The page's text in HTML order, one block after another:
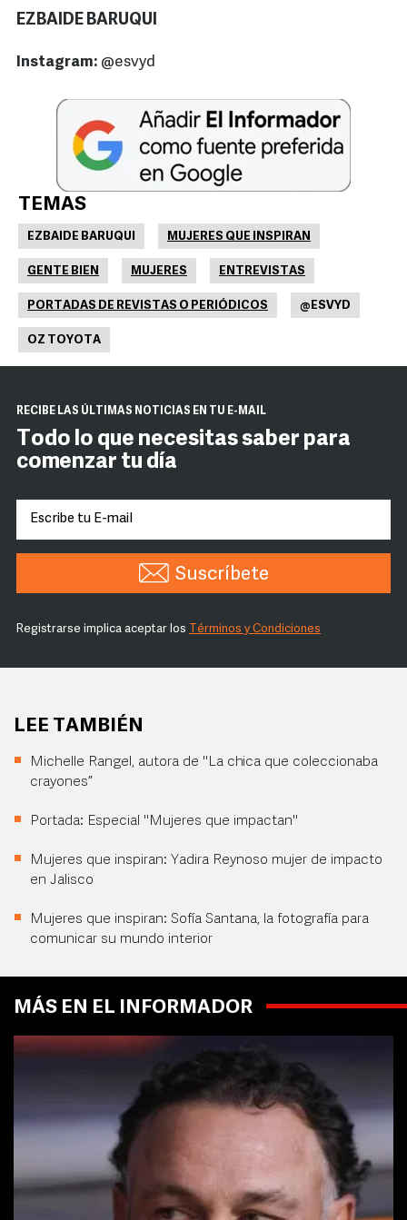
EZBAIDE BARUQUI
Instagram: @esvyd
TEMAS
EZBAIDE BARUQUI MUJERES QUE INSPIRAN
GENTE BIEN MUJERES ENTREVISTAS
PORTADAS DE REVISTAS O PERIÓDICOS @ESVYD
OZ TOYOTA
RECIBE LAS ÚLTIMAS NOTICIAS EN TU E-MAIL
Todo lo que necesitas saber para
comenzar tu día
Suscríbete
Registrarse implica aceptar los Términos y Condiciones
LEE TAMBIÉN
Michelle Rangel, autora de "La chica que coleccionaba
crayones”
Portada: Especial "Mujeres que impactan"
Mujeres que inspiran: Yadira Reynoso mujer de impacto
en Jalisco
Mujeres que inspiran: Sofía Santana, la fotografía para
comunicar su mundo interior
MÁS EN EL INFORMADOR